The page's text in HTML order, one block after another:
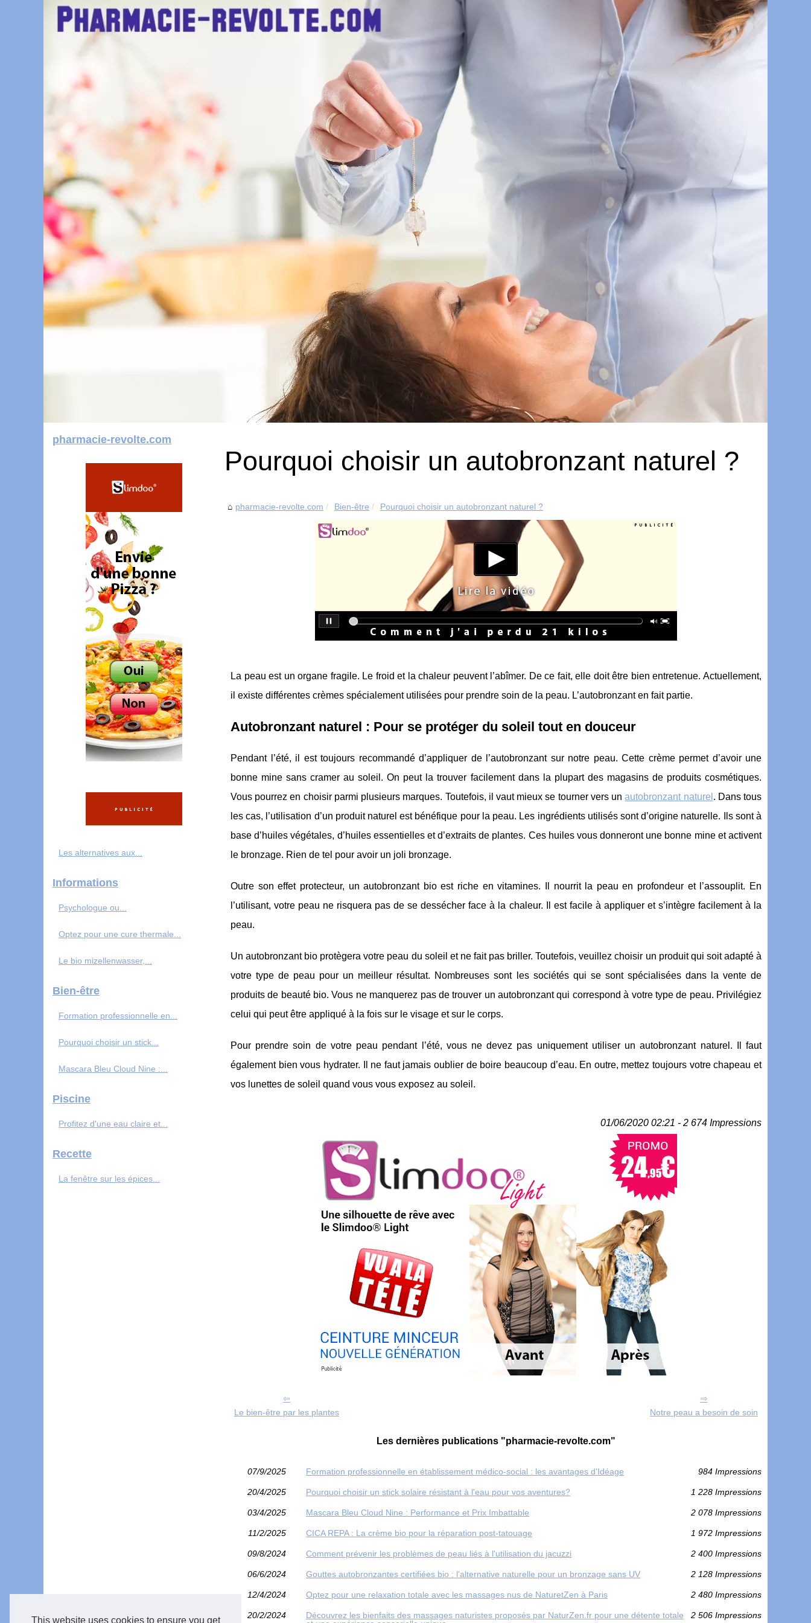
This website uses cookies to ensure you get
Pourquoi choisir un autobronzant naturel ?
pharmacie-revolte.com Bien-être Pourquoi choisir un autobronzant naturel ?
La peau est un organe fragile. Le froid et la chaleur peuvent l’abîmer. De ce fait, elle doit être bien entretenue. Actuellement,
il existe différentes crèmes spécialement utilisées pour prendre soin de la peau. L’autobronzant en fait partie.
Autobronzant naturel : Pour se protéger du soleil tout en douceur
Pendant l’été, il est toujours recommandé d’appliquer de l’autobronzant sur notre peau. Cette crème permet d’avoir une
bonne mine sans cramer au soleil. On peut la trouver facilement dans la plupart des magasins de produits cosmétiques.
Vous pourrez en choisir parmi plusieurs marques. Toutefois, il vaut mieux se tourner vers unautobronzant naturel . Dans tous
les cas, l’utilisation d’un produit naturel est bénéfique pour la peau. Les ingrédients utilisés sont d’origine naturelle. Ils sont à
base d’huiles végétales, d’huiles essentielles et d’extraits de plantes. Ces huiles vous donneront une bonne mine et activent
le bronzage. Rien de tel pour avoir un joli bronzage.
Outre son effet protecteur, un autobronzant bio est riche en vitamines. Il nourrit la peau en profondeur et l’assouplit. En
l’utilisant, votre peau ne risquera pas de se dessécher face à la chaleur. Il est facile à appliquer et s’intègre facilement à la
peau.
Un autobronzant bio protègera votre peau du soleil et ne fait pas briller. Toutefois, veuillez choisir un produit qui soit adapté à
votre type de peau pour un meilleur résultat. Nombreuses sont les sociétés qui se sont spécialisées dans la vente de
produits de beauté bio. Vous ne manquerez pas de trouver un autobronzant qui correspond à votre type de peau. Privilégiez
celui qui peut être appliqué à la fois sur le visage et sur le corps.
Pour prendre soin de votre peau pendant l’été, vous ne devez pas uniquement utiliser un autobronzant naturel. Il faut
également bien vous hydrater. Il ne faut jamais oublier de boire beaucoup d’eau. En outre, mettez toujours votre chapeau et
vos lunettes de soleil quand vous vous exposez au soleil.
01/06/2020 02:21 - 2 674 Impressions
Le bien-être par les plantes Notre peau a besoin de soin
Les dernières publications "pharmacie-revolte.com"
07/9/2025 Formation professionnelle en établissement médico-social : les avantages d'Idéage 984 Impressions
20/4/2025 Pourquoi choisir un stick solaire résistant à l'eau pour vos aventures? 1 228 Impressions
03/4/2025 Mascara Bleu Cloud Nine : Performance et Prix Imbattable 2 078 Impressions
11/2/2025 CICA REPA : La crème bio pour la réparation post-tatouage 1 972 Impressions
09/8/2024 Comment prévenir les problèmes de peau liés à l'utilisation du jacuzzi 2 400 Impressions
06/6/2024 Gouttes autobronzantes certifiées bio : l'alternative naturelle pour un bronzage sans UV 2 128 Impressions
12/4/2024 Optez pour une relaxation totale avec les massages nus de NaturetZen à Paris 2 480 Impressions
20/2/2024
Découvrez les bienfaits des massages naturistes proposés par NaturZen.fr pour une détente totale
2 506 Impressions
pharmacie-revolte.com
Les alternatives aux...
Informations
Psychologue ou...
Optez pour une cure thermale...
Le bio mizellenwasser,...
Bien-être
Formation professionnelle en...
Pourquoi choisir un stick...
Mascara Bleu Cloud Nine :...
Piscine
Profitez d'une eau claire et...
Recette
La fenêtre sur les épices...